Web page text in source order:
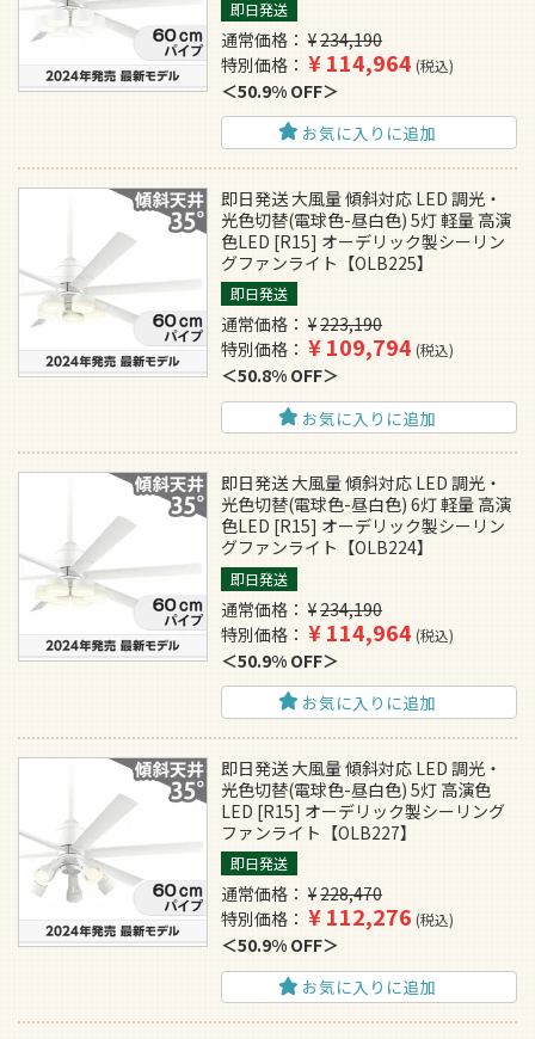
即日発送
通常価格 ¥234,190
特別価格
¥114,964 税込
50.9% OFF
お気に入りに追加
即日発送 大風量 傾斜対応 LED 調光・
光色切替(電球色-昼白色) 5灯 軽量 高演
色LED [R15] オーデリック製シーリン
グファンライト【OLB225】
即日発送
通常価格 ¥223,190
特別価格
¥109,794 税込
50.8% OFF
お気に入りに追加
即日発送 大風量 傾斜対応 LED 調光・
光色切替(電球色-昼白色) 6灯 軽量 高演
色LED [R15] オーデリック製シーリン
グファンライト【OLB224】
即日発送
通常価格 ¥234,190
特別価格
¥114,964 税込
50.9% OFF
お気に入りに追加
即日発送 大風量 傾斜対応 LED 調光・
光色切替(電球色-昼白色) 5灯 高演色
LED [R15] オーデリック製シーリング
ファンライト【OLB227】
即日発送
通常価格 ¥228,470
特別価格
¥112,276 税込
50.9% OFF
お気に入りに追加